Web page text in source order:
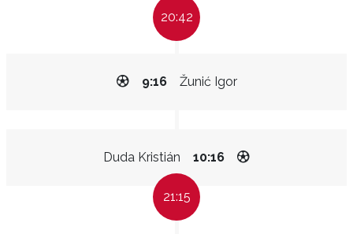
20:42
Žunić Igor
9:16
Duda Kristián 10:16
21:15